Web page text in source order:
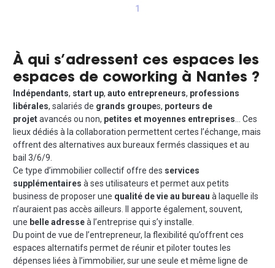
1
À qui s’adressent ces espaces les
espaces de coworking à Nantes ?
Indépendants, start up, auto entrepreneurs, professions
libérales, salariés de grands groupes, porteurs de
projetavancés ou non, petites et moyennes entreprises… Ces
lieux dédiés à la collaboration permettent certes l’échange, mais
offrent des alternatives aux bureaux fermés classiques et au
bail 3/6/9.
Ce type d’immobilier collectif offre des services
supplémentaires à ses utilisateurs et permet aux petits
business de proposer une qualité de vie au bureau à laquelle ils
n’auraient pas accès ailleurs. Il apporte également, souvent,
une belle adresseà l’entreprise qui s’y installe.
Du point de vue de l’entrepreneur, la flexibilité qu’offrent ces
espaces alternatifs permet de réunir et piloter toutes les
dépenses liées à l’immobilier, sur une seule et même ligne de